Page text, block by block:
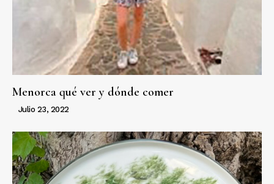
Menorca qué ver y dónde comer
Julio 23, 2022